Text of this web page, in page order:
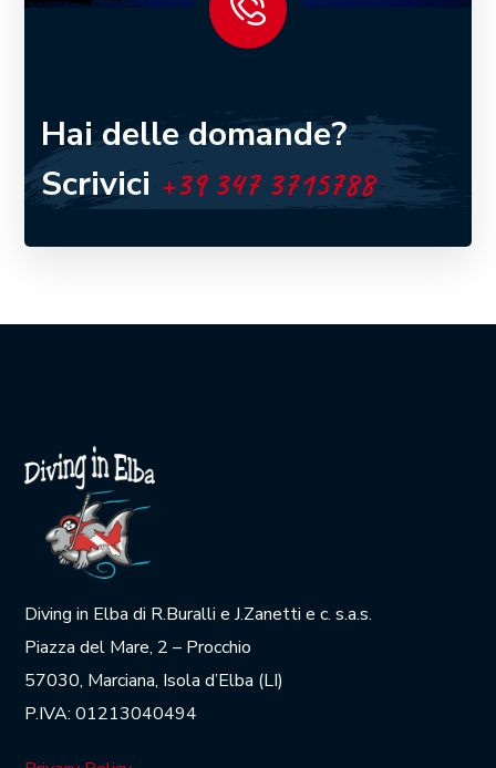
Hai delle domande?
Scrivici +39 347 3715788
Diving in Elba di R.Buralli e J.Zanetti e c. s.a.s.
Piazza del Mare, 2 – Procchio
57030, Marciana, Isola d’Elba (LI)
P.IVA: 01213040494